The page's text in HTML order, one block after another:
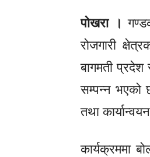
पोखरा ।
रोजगारी
बागमती प्रदेश
सम्पन्न भएको
तथा
कार्यक्रममा